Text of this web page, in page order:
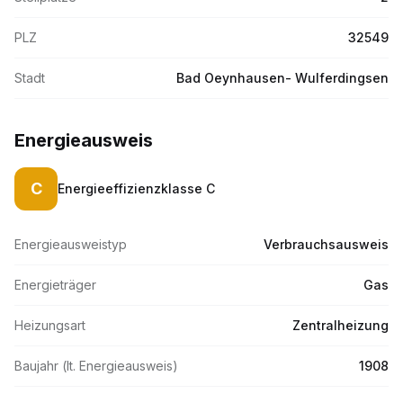
PLZ 32549
Stadt Bad Oeynhausen- Wulferdingsen
Energieausweis
C Energieeffizienzklasse C
Energieausweistyp Verbrauchsausweis
Energieträger Gas
Heizungsart Zentralheizung
Baujahr (lt. Energieausweis) 1908